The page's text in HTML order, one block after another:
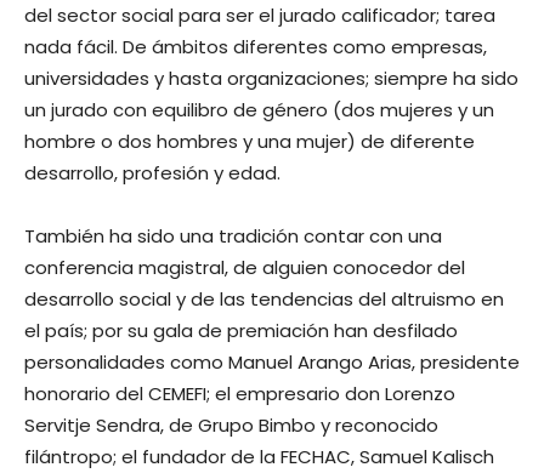
del sector social para ser el jurado calificador; tarea
nada fácil. De ámbitos diferentes como empresas,
universidades y hasta organizaciones; siempre ha sido
un jurado con equilibro de género (dos mujeres y un
hombre o dos hombres y una mujer) de diferente
desarrollo, profesión y edad.
También ha sido una tradición contar con una
conferencia magistral, de alguien conocedor del
desarrollo social y de las tendencias del altruismo en
el país; por su gala de premiación han desfilado
personalidades como Manuel Arango Arias, presidente
honorario del CEMEFI; el empresario don Lorenzo
Servitje Sendra, de Grupo Bimbo y reconocido
filántropo; el fundador de la FECHAC, Samuel Kalisch